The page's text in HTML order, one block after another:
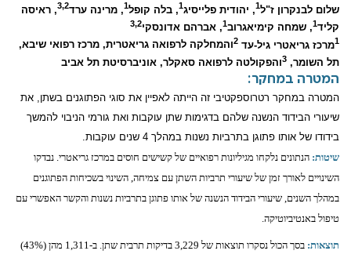
שלום לבנקרון ז"ל1, יהודית פלייסיג1, בלה קופל1, מרינה ערד3,2, ראיסה
קליד1, שמחה קימיאגרוב1, אברהם אדונסקי3,2
1מרכז גריאטרי גיל-עד 2והמחלקה לרפואה גריאטרית, מרכז רפואי שיבא,
תל השומר, 3והפקולטה לרפואה סאקלר, אוניברסיטת תל אביב
המטרה במחקר:
המטרה במחקר רטרוספקטיבי זה הייתה לאפיין את סוגי הפתוגנים בשתן, את
שיעורי הבידוד הנשנה שלהם בדגימות שתן עוקבות ואת גורמי הניבוי להמשך
בידודו של אותו פתוגן בתרביות נשנות במהלך 4 שנים עוקבות.
שיטות: הנתונים נלקחו מגיליונות רפואיים של קשישים חוסים במרכז גריאטרי. נבדקו
השינויים לאורך זמן של שיעורי תרביות השתן עם צמיחה, השינוי בשכיחות הפתוגנים
במהלך השנים, שיעורי הבידוד הנשנה של אותו פתוגן בתרביות נשנות והקשר האפשרי עם
טיפול באנטיביוטיקה.
תוצאות:
בסך הכול נסקרו תוצאות של 3,229 בדיקות תרבית שתן. ב-1,311 מהן (43%)